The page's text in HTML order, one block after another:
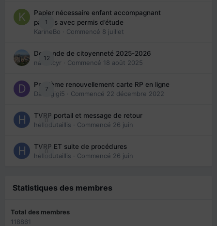
1
Papier nécessaire enfant accompagnant
parents avec permis d’étude
KarineBo · Commencé 8 juillet
12
Demande de citoyenneté 2025-2026
nanancyr · Commencé 18 août 2025
7
Problème renouvellement carte RP en ligne
Davidgigi5 · Commencé 22 décembre 2022
0
TVRP portail et message de retour
hellodutaillis · Commencé 26 juin
0
TVRP ET suite de procédures
hellodutaillis · Commencé 26 juin
Statistiques des membres
Total des membres
118861